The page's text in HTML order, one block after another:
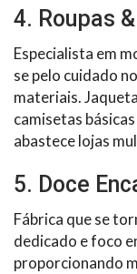
4. Roupas
Especialista em
se pelo cuidado
materiais.
camisetas
abastece lojas
5. Doce
Fábrica que se
dedicado e foco
proporcionando